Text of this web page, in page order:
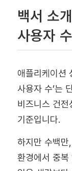
백서 소
사용자
애플리케이션
사용자 수’는
비즈니스 건
기준입니다.
하지만 수백만
환경에서 중복